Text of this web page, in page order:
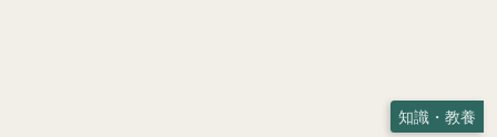
知識・教養